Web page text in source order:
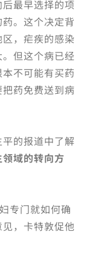
最早选择的项
。这个决定背
，疟疾的感染
但这个病已经
不可能有买药
药免费送到病
的报道中了解
域的转向方
专门就如何确
，卡特敦促他